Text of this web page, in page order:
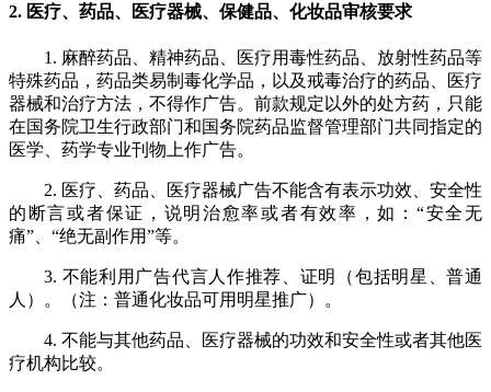
2. 医疗、药品、医疗器械、保健品、化妆品审核要求
1. 麻醉药品、精神药品、医疗用毒性药品、放射性药品等
特殊药品，药品类易制毒化学品，以及戒毒治疗的药品、医疗
器械和治疗方法，不得作广告。前款规定以外的处方药，只能
在国务院卫生行政部门和国务院药品监督管理部门共同指定的
医学、药学专业刊物上作广告。
2. 医疗、药品、医疗器械广告不能含有表示功效、安全性
的断言或者保证，说明治愈率或者有效率，如：“安全无
痛”、“绝无副作用”等。
3. 不能利用广告代言人作推荐、证明（包括明星、普通
人）。（注：普通化妆品可用明星推广）。
4. 不能与其他药品、医疗器械的功效和安全性或者其他医
疗机构比较。